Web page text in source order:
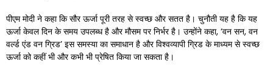
पीएम मोदी ने कहा कि सौर ऊर्जा पूरी तरह से स्वच्छ और सतत है। चुनौती यह है कि यह
ऊर्जा केवल दिन के समय उपलब्ध है और मौसम पर निर्भर है। उन्होंने कहा, ‘वन सन, वन
वर्ल्ड एंड वन ग्रिड’ इस समस्या का समाधान है और विश्वव्यापी ग्रिड के माध्यम से स्वच्छ
ऊर्जा को कहीं भी और कभी भी प्रेषित किया जा सकता है।